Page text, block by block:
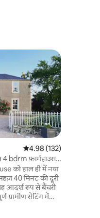
औसत रेटिंग 5 में से 4.98,
4.98 (132)
4 bdrm फ़ार्महाउस,
को हाल ही में नया
40 मिनट की दूरी
आदर्श रूप से बैंचरी
ग्रामीण सेटिंग में